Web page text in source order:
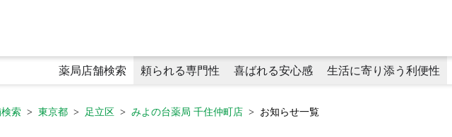
合メディカル
薬局店舗検索 頼られる専門性
頼られる専門性
喜ばれる安心感
プライベートブランド商品
生活に寄り添う利便性
生活に寄り添う利便性
索 東京都 足立区 みよの台薬局 千住仲町店 お知らせ一覧